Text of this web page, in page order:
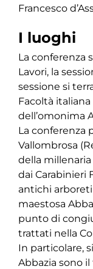
Francesco
I luoghi
La conferenza
Lavori, la
sessione si
Facoltà
dell’omonima
La conferenza
Vallombrosa
della
dai Carabinieri
antichi
maestosa
punto di
trattati nella
In particolare,
Abbazia sono